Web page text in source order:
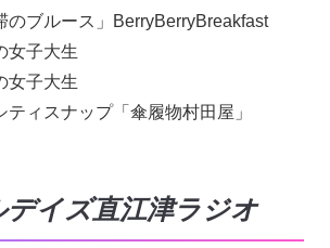
のブルース」BerryBerryBreakfast
女子大生
女子大生
ィスナップ「傘履物村田屋」
デイズ直江津ラジオ